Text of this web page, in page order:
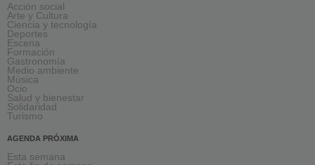
Acción social
Arte y Cultura
Ciencia y tecnología
Deportes
Escena
Formación
Gastronomía
Medio ambiente
Música
Ocio
Salud y bienestar
Solidaridad
Turismo
AGENDA PRÓXIMA
Esta semana